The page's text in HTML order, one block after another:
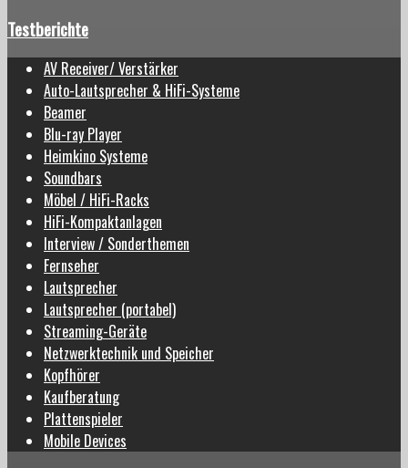
Testberichte
AV Receiver/ Verstärker
Auto-Lautsprecher & HiFi-Systeme
Beamer
Blu-ray Player
Heimkino Systeme
Soundbars
Möbel / HiFi-Racks
HiFi-Kompaktanlagen
Interview / Sonderthemen
Fernseher
Lautsprecher
Lautsprecher (portabel)
Streaming-Geräte
Netzwerktechnik und Speicher
Kopfhörer
Kaufberatung
Plattenspieler
Mobile Devices